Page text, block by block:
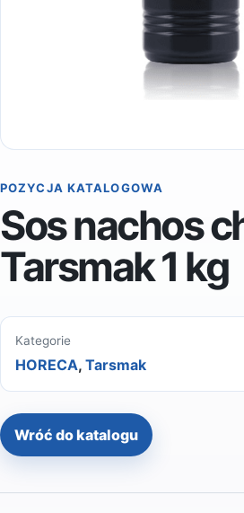
POZYCJA KATALOGOWA
Sos nachos
Tarsmak 1 kg
Kategorie
HORECA, Tarsmak
Wróć do katalogu